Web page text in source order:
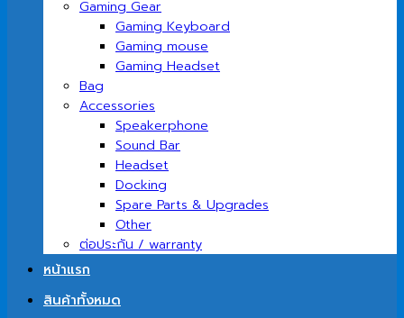
Gaming Gear
Gaming Keyboard
Gaming mouse
Gaming Headset
Bag
Accessories
Speakerphone
Sound Bar
Headset
Docking
Spare Parts & Upgrades
Other
ต่อประกัน / warranty
หน้าแรก
สินค้าทั้งหมด